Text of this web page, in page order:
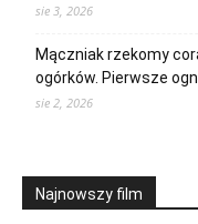
sie 3, 2026
Mączniak rzekomy
ogórków. Pierwsze
sie 2, 2026
Najnowszy film